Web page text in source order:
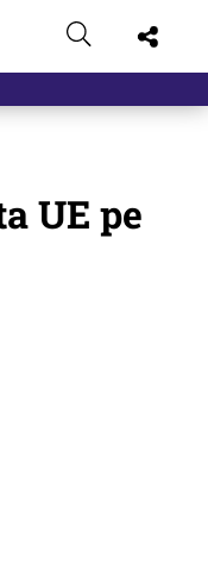
UE pe